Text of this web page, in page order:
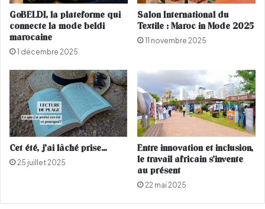
a
f
e
r
m
t
u
r
e
d
n
i
s
t
i
a
l
"
d
u
1
3
a
1
e
GoBELDI, la plateforme qui
connecte la mode beldi
marocaine
1 décembre 2025
Salon International du
Textile : Maroc in Mode 2025
11 novembre 2025
Cet été, j’ai lâché prise…
25 juillet 2025
Entre innovation et inclusion,
le travail africain s’invente
au présent
22 mai 2025